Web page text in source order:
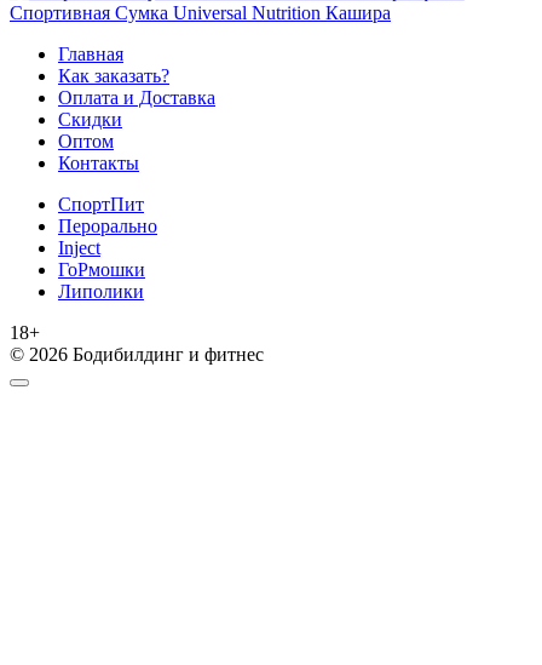
Спортивная Сумка Universal Nutrition Кашира
Главная
Как заказать?
Оплата и Доставка
Скидки
Оптом
Контакты
СпортПит
Перорально
Inject
ГоРмошки
Липолики
18+
© 2026 Бодибилдинг и фитнес